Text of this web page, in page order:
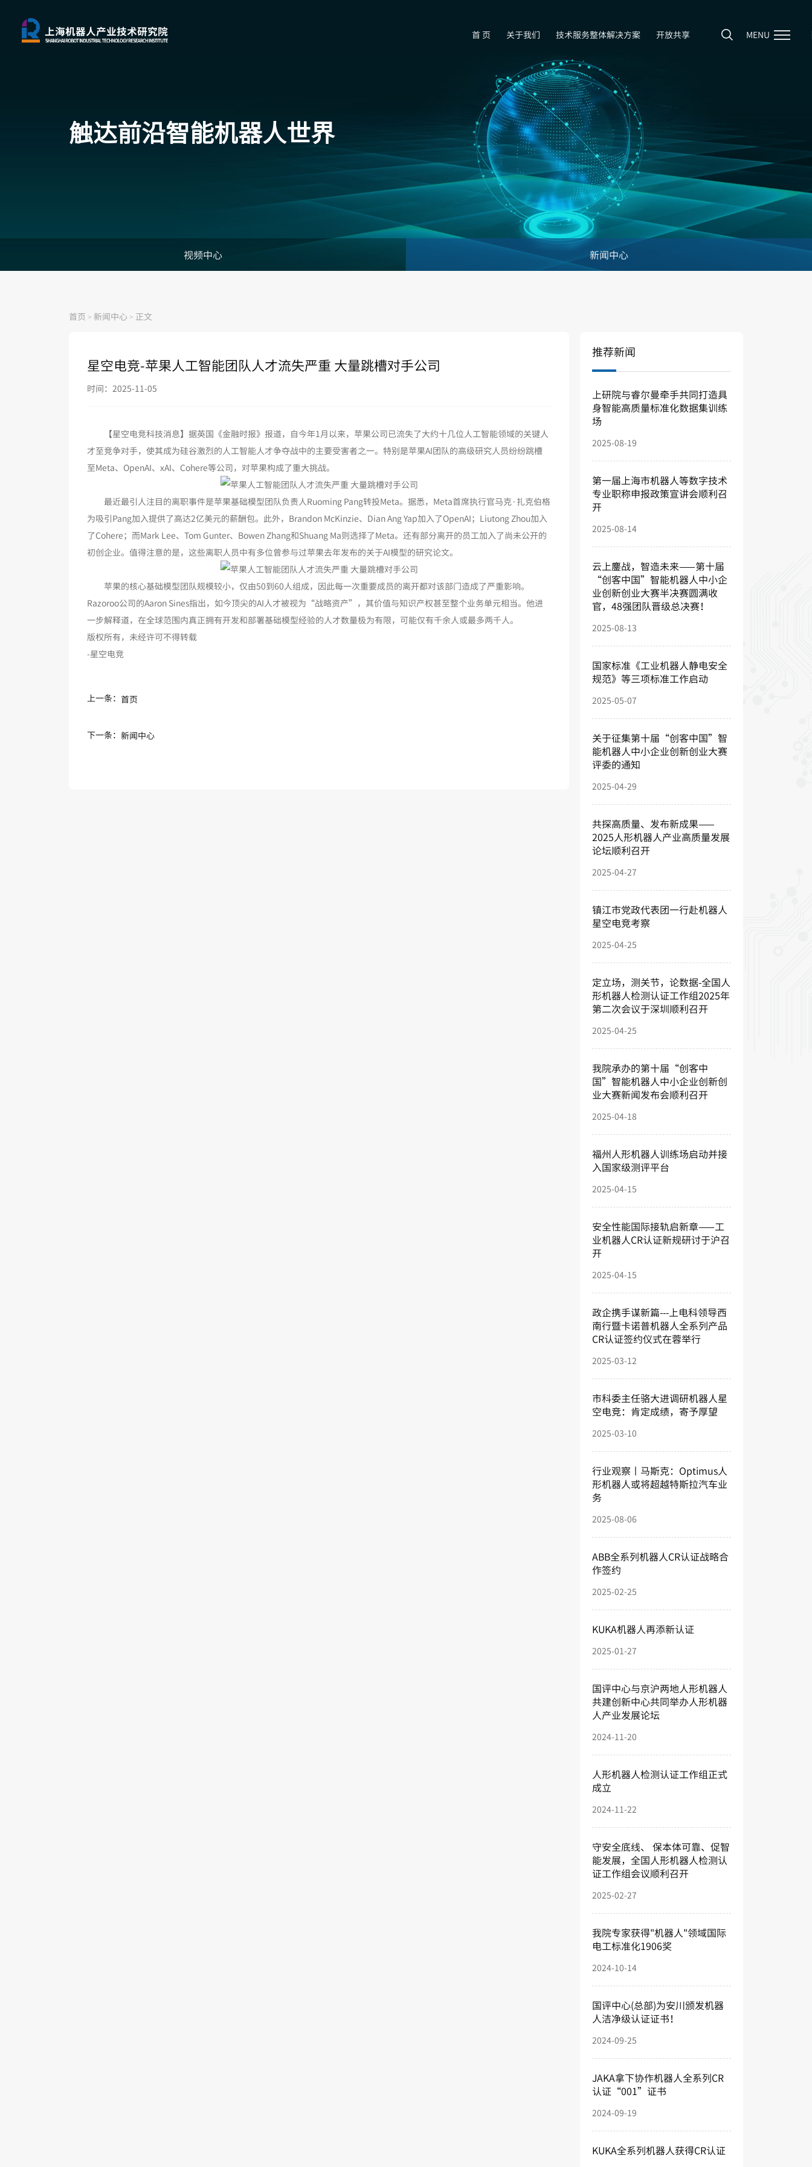
MENU
首 页 关于我们 技术服务整体解决方案 开放共享
触达前沿智能机器人世界
视频中心 新闻中心
首页 > 新闻中心 > 正文
星空电竞-苹果人工智能团队人才流失严重 大量跳槽对手公司
时间：2025-11-05
【星空电竞科技消息】据英国《金融时报》报道，自今年1月以来，苹果公司已流失了大约十几位人工智能领域的关键人
才至竞争对手，使其成为硅谷激烈的人工智能人才争夺战中的主要受害者之一。特别是苹果AI团队的高级研究人员纷纷跳槽
至Meta、OpenAI、xAI、Cohere等公司，对苹果构成了重大挑战。
最近最引人注目的离职事件是苹果基础模型团队负责人Ruoming Pang转投Meta。据悉，Meta首席执行官马克·扎克伯格
为吸引Pang加入提供了高达2亿美元的薪酬包。此外，Brandon McKinzie、Dian Ang Yap加入了OpenAI；Liutong Zhou加入
了Cohere；而Mark Lee、Tom Gunter、Bowen Zhang和Shuang Ma则选择了Meta。还有部分离开的员工加入了尚未公开的
初创企业。值得注意的是，这些离职人员中有多位曾参与过苹果去年发布的关于AI模型的研究论文。
苹果的核心基础模型团队规模较小，仅由50到60人组成，因此每一次重要成员的离开都对该部门造成了严重影响。
Razoroo公司的Aaron Sines指出，如今顶尖的AI人才被视为“战略资产”，其价值与知识产权甚至整个业务单元相当。他进
一步解释道，在全球范围内真正拥有开发和部署基础模型经验的人才数量极为有限，可能仅有千余人或最多两千人。
版权所有，未经许可不得转载
-星空电竞
上一条：首页
下一条：新闻中心
推荐新闻
上研院与睿尔曼牵手共同打造具
身智能高质量标准化数据集训练
场
2025-08-19
第一届上海市机器人等数字技术
专业职称申报政策宣讲会顺利召
开
2025-08-14
云上鏖战，智造未来——第十届
“创客中国”智能机器人中小企
业创新创业大赛半决赛圆满收
官，48强团队晋级总决赛！
2025-08-13
国家标准《工业机器人静电安全
规范》等三项标准工作启动
2025-05-07
关于征集第十届“创客中国”智
能机器人中小企业创新创业大赛
评委的通知
2025-04-29
共探高质量、发布新成果——
2025人形机器人产业高质量发展
论坛顺利召开
2025-04-27
镇江市党政代表团一行赴机器人
星空电竞考察
2025-04-25
定立场，测关节，论数据-全国人
形机器人检测认证工作组2025年
第二次会议于深圳顺利召开
2025-04-25
我院承办的第十届“创客中
国”智能机器人中小企业创新创
业大赛新闻发布会顺利召开
2025-04-18
福州人形机器人训练场启动并接
入国家级测评平台
2025-04-15
安全性能国际接轨启新章——工
业机器人CR认证新规研讨于沪召
开
2025-04-15
政企携手谋新篇---上电科领导西
南行暨卡诺普机器人全系列产品
CR认证签约仪式在蓉举行
2025-03-12
市科委主任骆大进调研机器人星
空电竞：肯定成绩，寄予厚望
2025-03-10
行业观察丨马斯克：Optimus人
形机器人或将超越特斯拉汽车业
务
2025-08-06
ABB全系列机器人CR认证战略合
作签约
2025-02-25
KUKA机器人再添新认证
2025-01-27
国评中心与京沪两地人形机器人
共建创新中心共同举办人形机器
人产业发展论坛
2024-11-20
人形机器人检测认证工作组正式
成立
2024-11-22
守安全底线、 保本体可靠、促智
能发展，全国人形机器人检测认
证工作组会议顺利召开
2025-02-27
我院专家获得"机器人"领域国际
电工标准化1906奖
2024-10-14
国评中心(总部)为安川颁发机器
人洁净级认证证书！
2024-09-25
JAKA拿下协作机器人全系列CR
认证“001”证书
2024-09-19
KUKA全系列机器人获得CR认证